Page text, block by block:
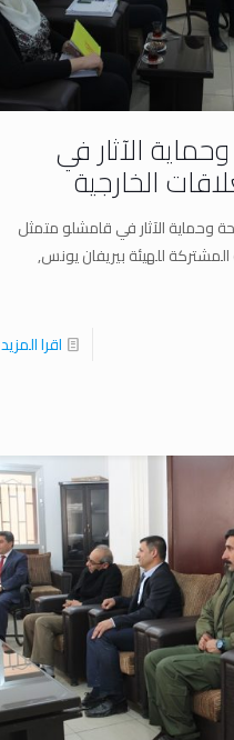
الآثار في
الخارجية
وحماية الآثار في قامشلو متمثل
للهيئة بيريفان يونس,
اقرا المزيد